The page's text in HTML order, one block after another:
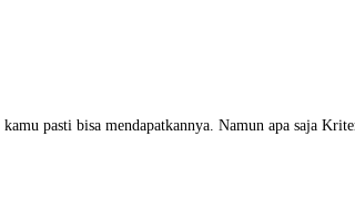
pasti bisa mendapatkannya. Namun apa saja